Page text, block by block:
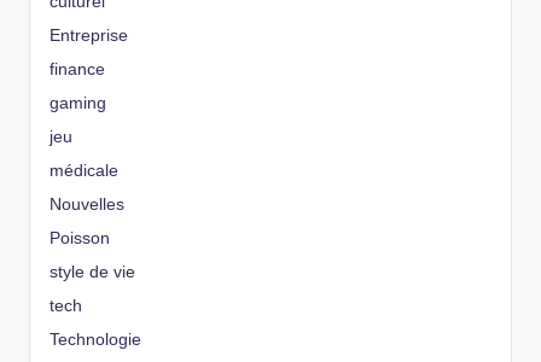
Entreprise
finance
gaming
jeu
médicale
Nouvelles
Poisson
style de vie
tech
Technologie